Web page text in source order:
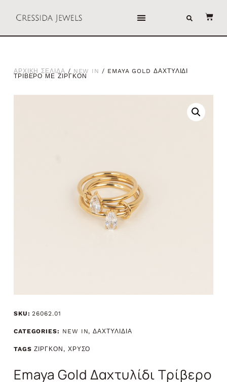
ΑΡΧΙΚΗ ΣΕΛΙΔΑ / NEW IN / EMAYA GOLD ΔΑΧΤΥΛΙΔΙ
ΤΡΙΒΕΡΟ ΜΕ ΖΙΡΓΚΟΝ
SKU:26062.01
CATEGORIES: NEW IN,ΔΑΧΤΥΛΙΔΙΑ
TAGS ΖΙΡΓΚΟΝ , ΧΡΥΣΟ
Emaya Gold Δαχτυλίδι Τρίβερο